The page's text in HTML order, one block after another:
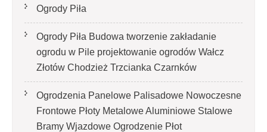
Ogrody Piła
Ogrody Piła Budowa tworzenie zakładanie
ogrodu w Pile projektowanie ogrodów Wałcz
Złotów Chodzież Trzcianka Czarnków
Ogrodzenia Panelowe Palisadowe Nowoczesne
Frontowe Płoty Metalowe Aluminiowe Stalowe
Bramy Wjazdowe Ogrodzenie Płot